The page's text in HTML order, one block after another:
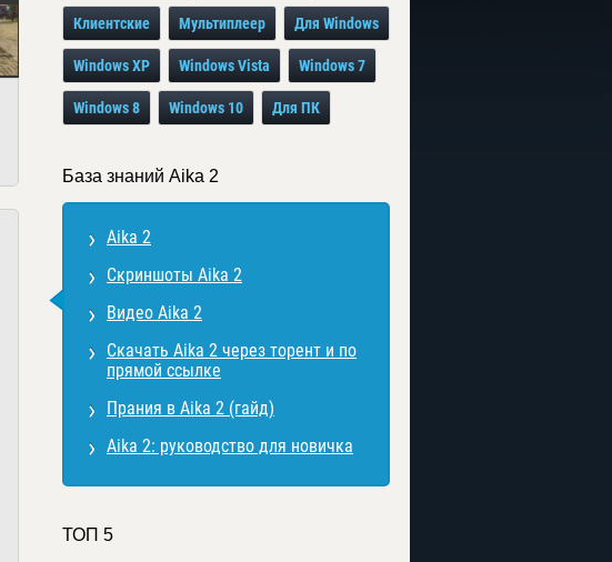
Клиентские Мультиплеер Для Windows
Windows XP Windows Vista Windows 7
Windows 8 Windows 10 Для ПК
База знаний Aika 2
Aika 2
Скриншоты Aika 2
Видео Аika 2
Скачать Аika 2 через торент и по
прямой ссылке
Прания в Аika 2 (гайд)
Аika 2: руководство для новичка
ТОП 5